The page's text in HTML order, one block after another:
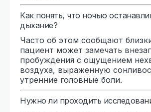
Как понять, что ночью
дыхание?
Часто об этом сообщают
пациент может замечать
пробуждения с ощущением
воздуха, выраженную
утренние головные боли.
Нужно ли проходить